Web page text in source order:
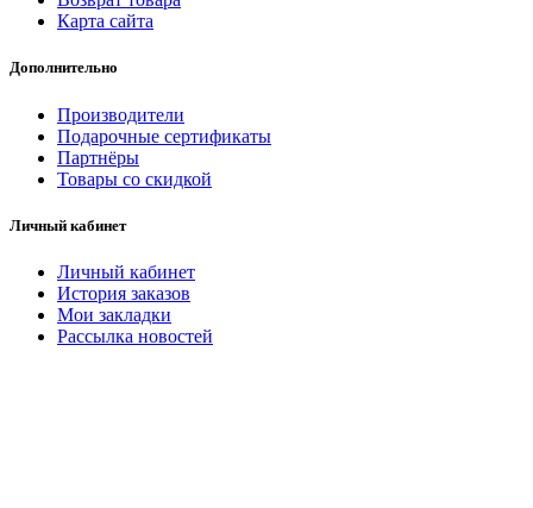
Карта сайта
Дополнительно
Производители
Подарочные сертификаты
Партнёры
Товары со скидкой
Личный кабинет
Личный кабинет
История заказов
Мои закладки
Рассылка новостей